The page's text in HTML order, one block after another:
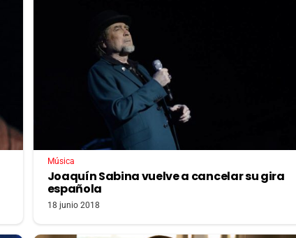
Música
Joaquín Sabina vuelve a cancelar su gira
española
18 junio 2018